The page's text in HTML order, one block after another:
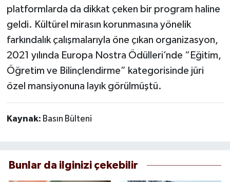
platformlarda da dikkat çeken bir program haline
geldi. Kültürel mirasın korunmasına yönelik
farkındalık çalışmalarıyla öne çıkan organizasyon,
2021 yılında Europa Nostra Ödülleri’nde “Eğitim,
Öğretim ve Bilinçlendirme” kategorisinde jüri
özel mansiyonuna layık görülmüştü.
Kaynak: Basın Bülteni
Bunlar da ilginizi çekebilir